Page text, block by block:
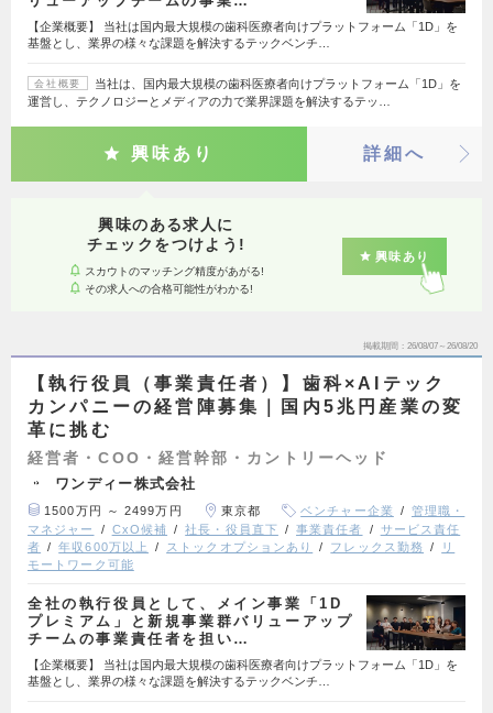
【企業概要】 当社は国内最大規模の歯科医療者向けプラットフォーム「1D」を
基盤とし、業界の様々な課題を解決するテックベンチ…
会社概要
当社は、国内最大規模の歯科医療者向けプラットフォーム「1D」を
運営し、テクノロジーとメディアの力で業界課題を解決するテッ…
興味あり 詳細へ
興味のある求人に
チェックをつけよう!
スカウトのマッチング精度があがる!
その求人への合格可能性がわかる!
興味あり
掲載期間 26/08/07～26/08/20
【執行役員（事業責任者）】歯科×AIテック
カンパニーの経営陣募集｜国内5兆円産業の変
革に挑む
経営者・COO・経営幹部・カントリーヘッド
ワンディー株式会社
1500万円 ～ 2499万円 東京都 ベンチャー企業
管理職・
マネジャー
CxO候補 社長・役員直下 事業責任者
サービス責任
者
年収600万以上 ストックオプションあり フレックス勤務
リ
モートワーク可能
全社の執行役員として、メイン事業「1D
プレミアム」と新規事業群バリューアップ
チームの事業責任者を担い…
【企業概要】 当社は国内最大規模の歯科医療者向けプラットフォーム「1D」を
基盤とし、業界の様々な課題を解決するテックベンチ…